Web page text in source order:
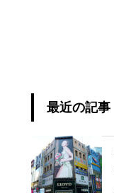
最近の記事